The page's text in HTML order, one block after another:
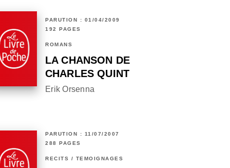
PARUTION : 01/04/2009
192 PAGES
ROMANS
LA CHANSON DE
CHARLES QUINT
Erik Orsenna
PARUTION : 11/07/2007
288 PAGES
RÉCITS / TÉMOIGNAGES